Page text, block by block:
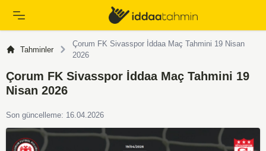
Tahminler
Çorum FK Sivasspor İddaa Maç Tahmini 19 Nisan
2026
Çorum FK Sivasspor İddaa Maç Tahmini 19
Nisan 2026
Son güncelleme: 16.04.2026